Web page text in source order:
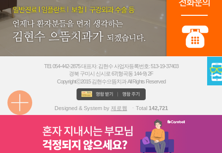
TEl. 054-442-2875 대표자: 김현수 사업자등록번호: 513-19-37403
경북 구미시 신시로 67(형곡동 144-9) 2F
Copyrightⓒ2015 김현수으뜸치과 All Rights Reserved
Designed & System by 제로웹 ㆍTotal 142,721